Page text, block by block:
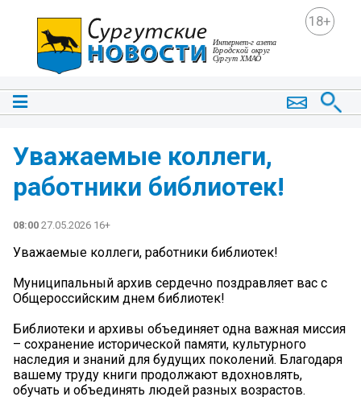
18+
Уважаемые коллеги,
работники библиотек!
08:00 27.05.2026 16+
Уважаемые коллеги, работники библиотек!
Муниципальный архив сердечно поздравляет вас с
Общероссийским днем библиотек!
Библиотеки и архивы объединяет одна важная миссия
– сохранение исторической памяти, культурного
наследия и знаний для будущих поколений. Благодаря
вашему труду книги продолжают вдохновлять,
обучать и объединять людей разных возрастов.